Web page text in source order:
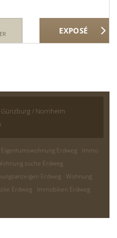
Günzburg / Nornheim
Eigentumswohnung Erdweg
Immo
suche Erdweg
Erdweg Wohnung
Erdweg
Immobilien Erdweg